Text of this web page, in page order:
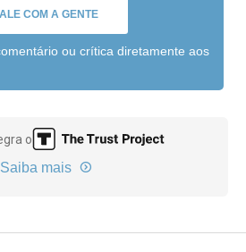
COM A GENTE
ou crítica diretamente aos
o
Saiba mais